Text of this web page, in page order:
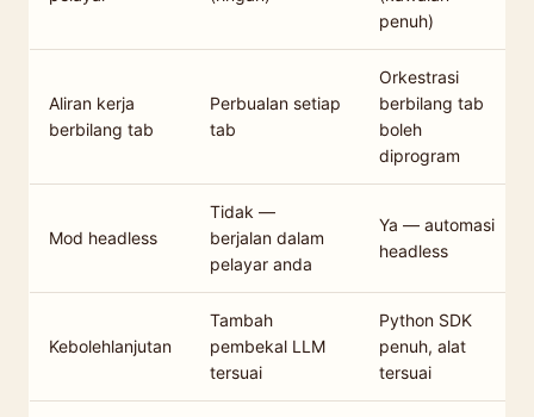
penuh)
Aliran kerja
berbilang tab
Perbualan setiap
tab
Orkestrasi
berbilang tab
boleh
diprogram
Mod headless
Tidak —
berjalan dalam
pelayar anda
Ya — automasi
headless
Kebolehlanjutan
Tambah
pembekal LLM
tersuai
Python SDK
penuh, alat
tersuai